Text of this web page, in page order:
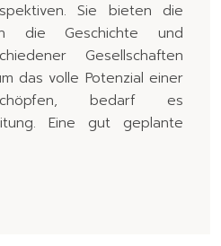
Sie bieten die
die Geschichte und
Gesellschaften
das volle Potenzial einer
bedarf es
Eine gut geplante